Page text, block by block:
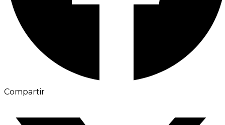
Compartir